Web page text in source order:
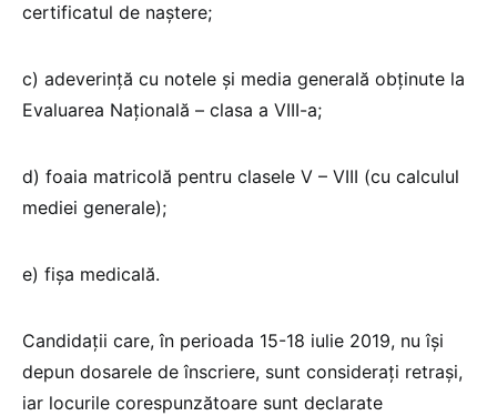
certificatul de naştere;
c) adeverinţă cu notele şi media generală obţinute la
Evaluarea Naţională – clasa a VIII-a;
d) foaia matricolă pentru clasele V – VIII (cu calculul
mediei generale);
e) fişa medicală.
Candidaţii care, în perioada 15-18 iulie 2019, nu îşi
depun dosarele de înscriere, sunt consideraţi retraşi,
iar locurile corespunzătoare sunt declarate